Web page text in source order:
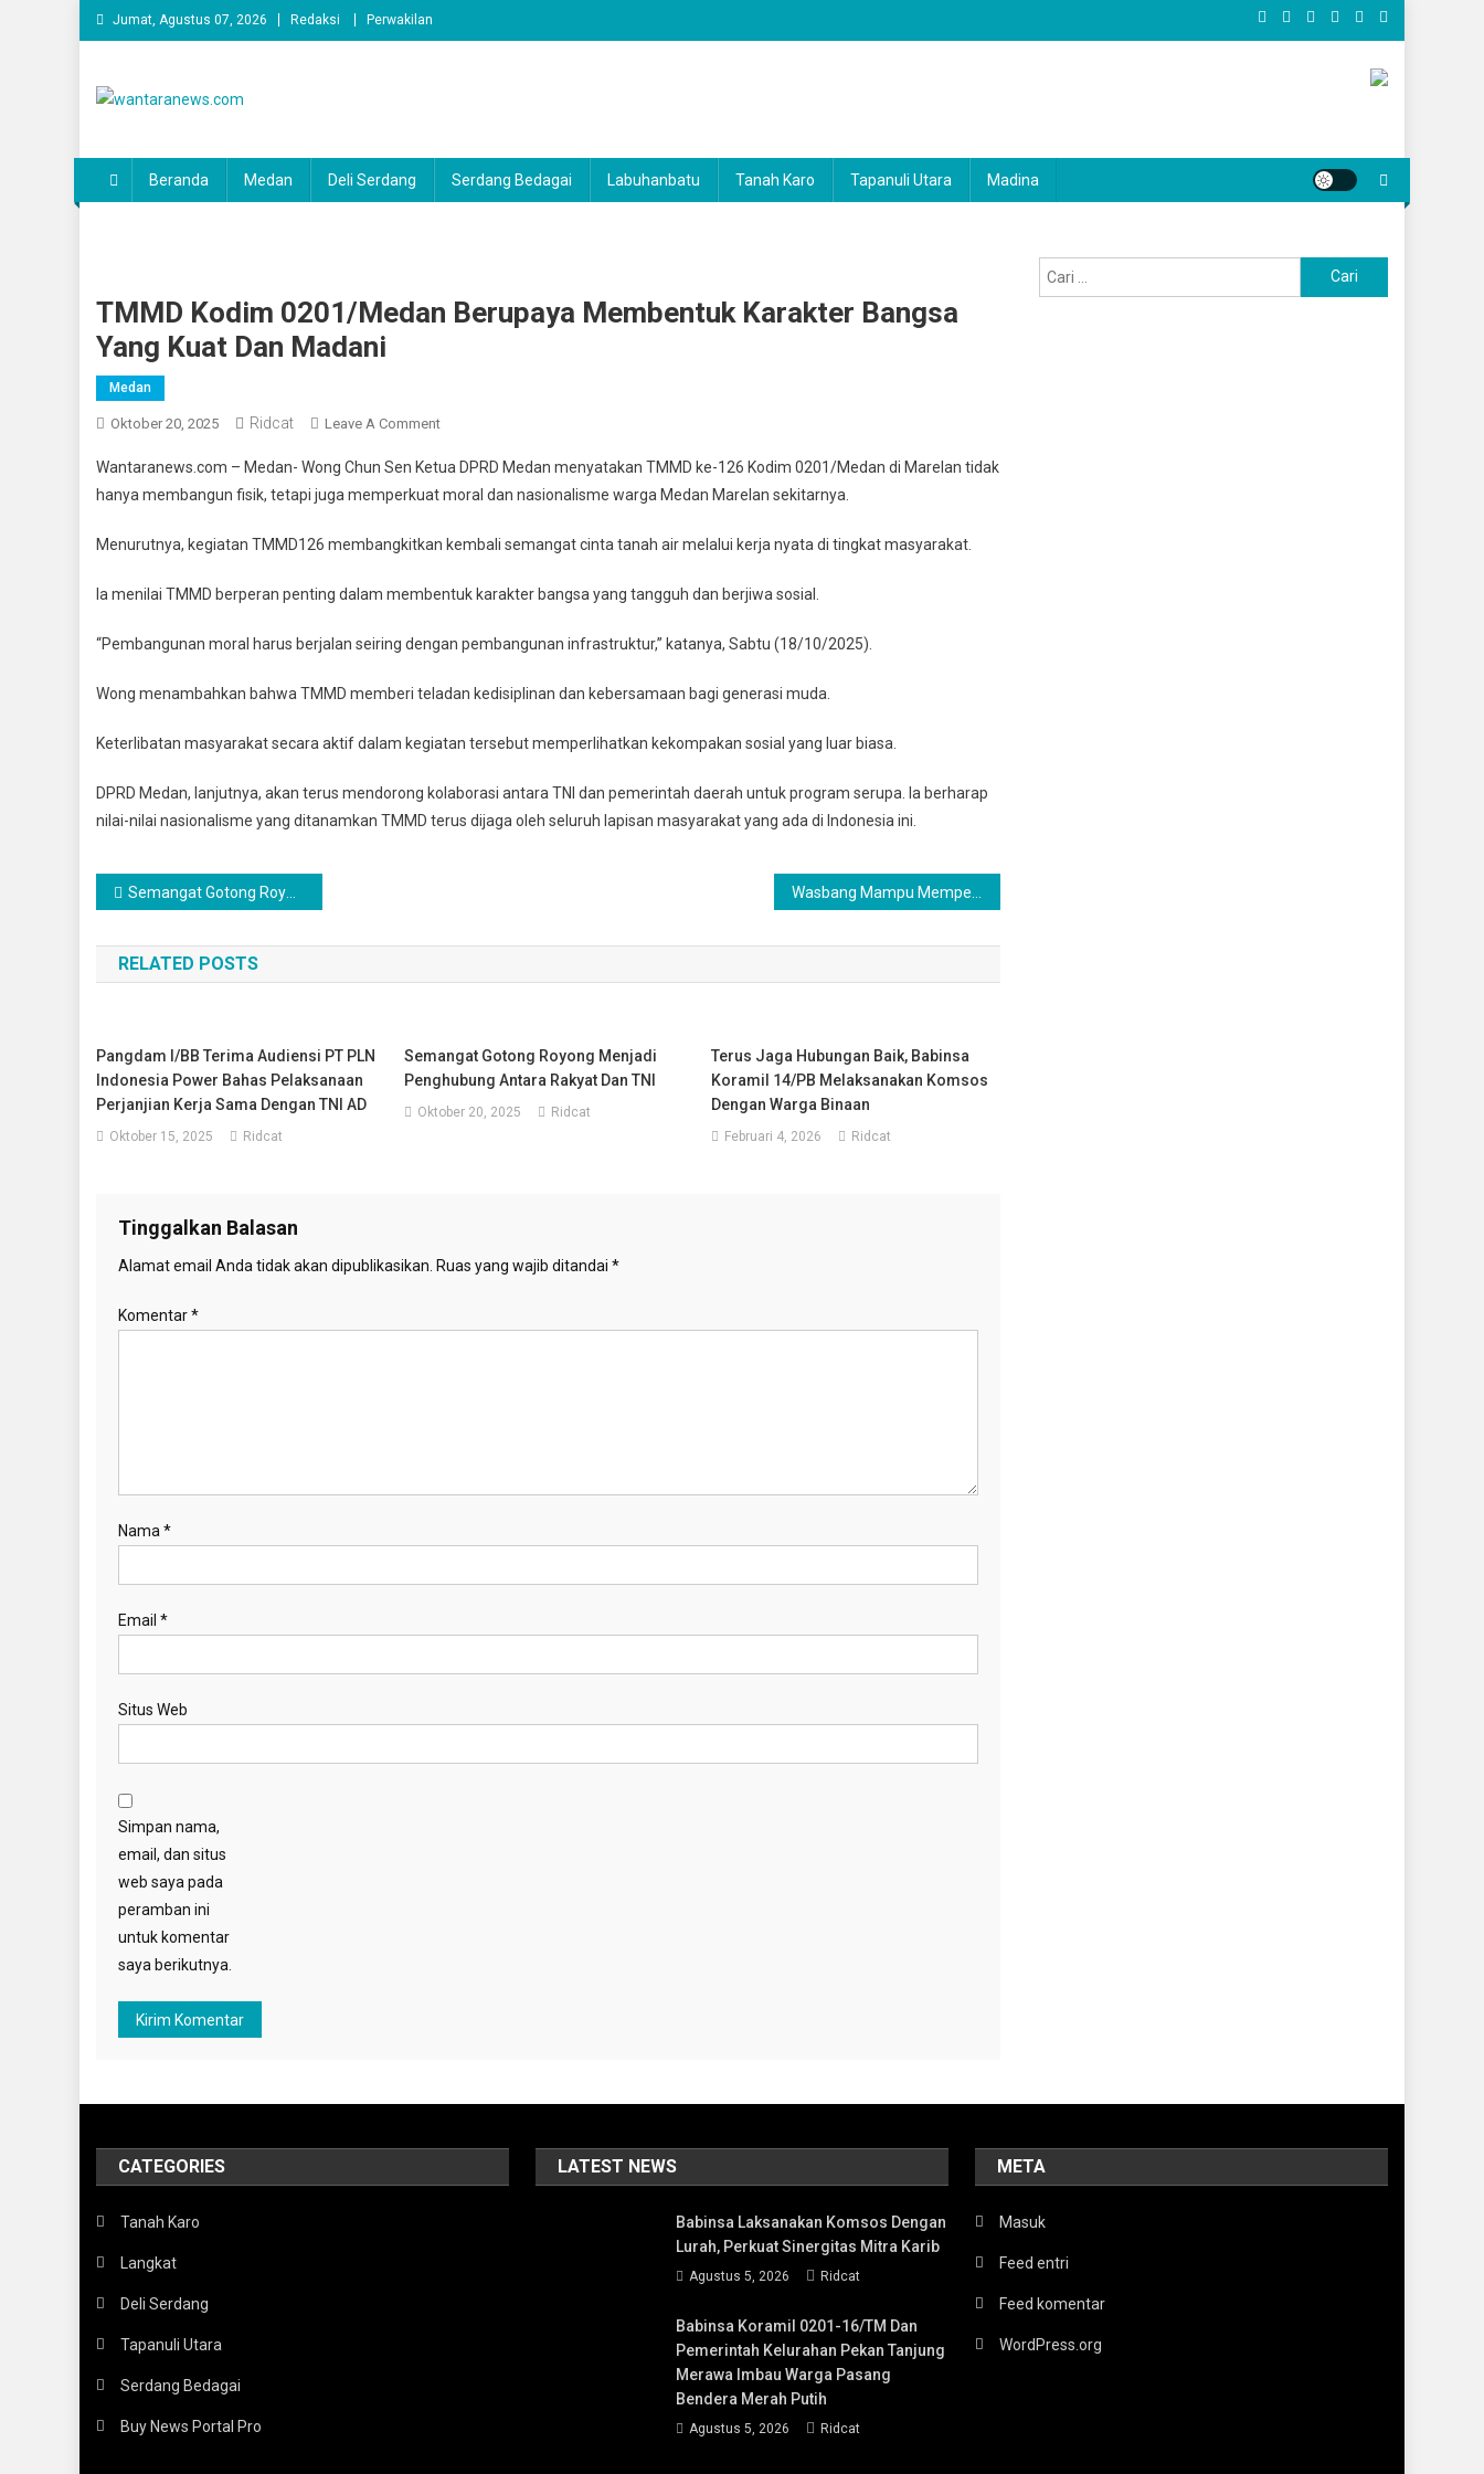
Skip
to
Jumat, Agustus 07, 2026 Redaksi Perwakilan
Beranda Medan Deli Serdang Serdang Bedagai Labuhanbatu Tanah Karo Tapanuli Utara Madina
TMMD Kodim 0201/Medan Berupaya Membentuk Karakter Bangsa
Yang Kuat Dan Madani
Medan
Oktober 20, 2025 Ridcat Leave A CommentOn
Kodim
0201/Medan
Membentuk
Bangsa
Kuat
Madani
Wantaranews.com – Medan- Wong Chun Sen Ketua DPRD Medan menyatakan TMMD ke-126 Kodim 0201/Medan di Marelan tidak
hanya membangun fisik, tetapi juga memperkuat moral dan nasionalisme warga Medan Marelan sekitarnya.
Menurutnya, kegiatan TMMD126 membangkitkan kembali semangat cinta tanah air melalui kerja nyata di tingkat masyarakat.
Ia menilai TMMD berperan penting dalam membentuk karakter bangsa yang tangguh dan berjiwa sosial.
“Pembangunan moral harus berjalan seiring dengan pembangunan infrastruktur,” katanya, Sabtu (18/10/2025).
Wong menambahkan bahwa TMMD memberi teladan kedisiplinan dan kebersamaan bagi generasi muda.
Keterlibatan masyarakat secara aktif dalam kegiatan tersebut memperlihatkan kekompakan sosial yang luar biasa.
DPRD Medan, lanjutnya, akan terus mendorong kolaborasi antara TNI dan pemerintah daerah untuk program serupa. Ia berharap
nilai-nilai nasionalisme yang ditanamkan TMMD terus dijaga oleh seluruh lapisan masyarakat yang ada di Indonesia ini.
Navigasi
pos
Semangat Gotong Royong Menjadi Penghubung Antara Rakyat Dan TNI
RELATED POSTS
Pangdam I/BB Terima Audiensi PT PLN
Indonesia Power Bahas Pelaksanaan
Perjanjian Kerja Sama Dengan TNI AD
Oktober 15, 2025 Ridcat
Semangat Gotong Royong Menjadi
Penghubung Antara Rakyat Dan TNI
Oktober 20, 2025 Ridcat
Terus Jaga Hubungan Baik, Babinsa
Koramil 14/PB Melaksanakan Komsos
Dengan Warga Binaan
Februari 4, 2026 Ridcat
Tinggalkan Balasan
Alamat email Anda tidak akan dipublikasikan. Ruas yang wajib ditandai *
Komentar*
Nama *
Email *
Situs Web
Simpan nama,
email, dan situs
web saya pada
peramban ini
untuk komentar
saya berikutnya.
untuk:
CATEGORIES
Tanah Karo
Langkat
Deli Serdang
Tapanuli Utara
Serdang Bedagai
Buy News Portal Pro
LATEST NEWS
Babinsa Laksanakan Komsos Dengan
Lurah, Perkuat Sinergitas Mitra Karib
Agustus 5, 2026 Ridcat
Babinsa Koramil 0201-16/TM Dan
Pemerintah Kelurahan Pekan Tanjung
Merawa Imbau Warga Pasang
Bendera Merah Putih
Agustus 5, 2026 Ridcat
META
Masuk
Feed entri
Feed komentar
WordPress.org